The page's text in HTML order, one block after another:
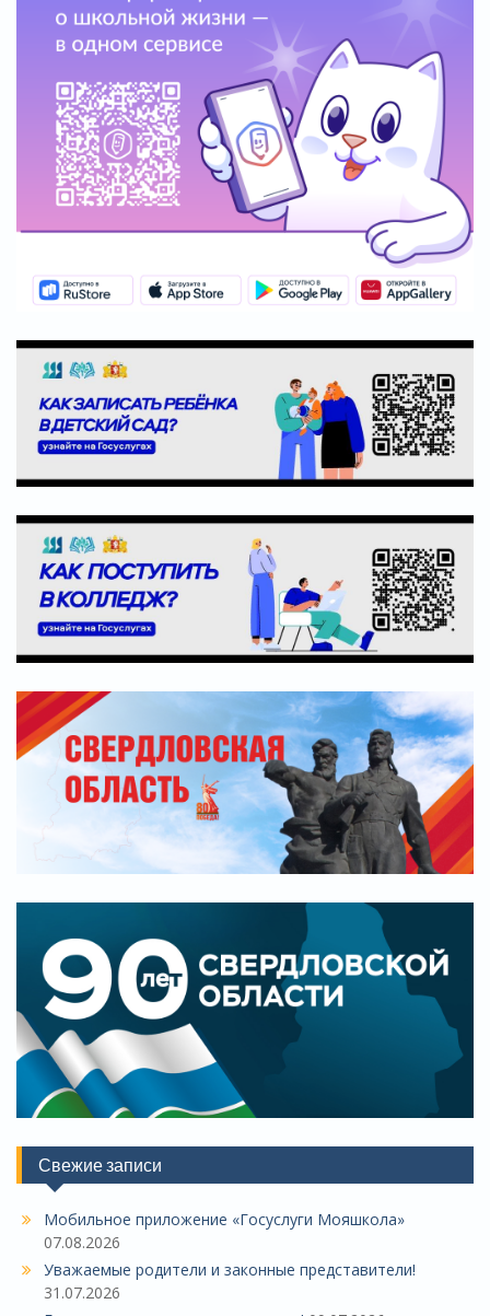
Свежие записи
Мобильное приложение «Госуслуги Мояшкола»
07.08.2026
Уважаемые родители и законные представители!
31.07.2026